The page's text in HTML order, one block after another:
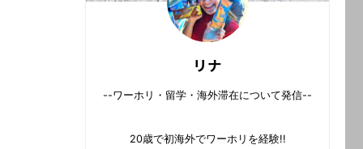
リナ
--ワーホリ・留学・海外滞在について発信--
20歳で初海外でワーホリを経験!!